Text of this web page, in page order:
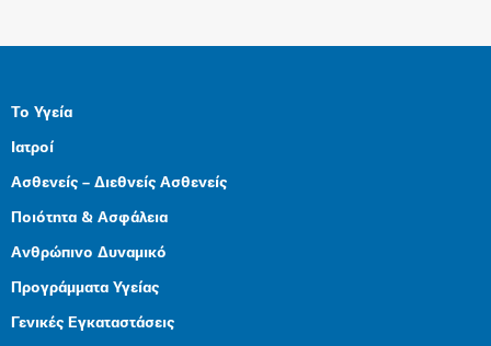
Το Υγεία
Ιατροί
Ασθενείς – Διεθνείς Ασθενείς
Ποιότητα & Ασφάλεια
Ανθρώπινο Δυναμικό
Προγράμματα Υγείας
Γενικές Εγκαταστάσεις